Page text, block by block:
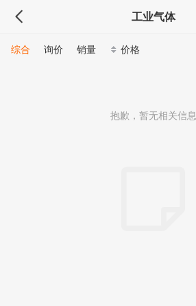
工业气体
综合 询价 销量 价格
抱歉，暂无相关信息